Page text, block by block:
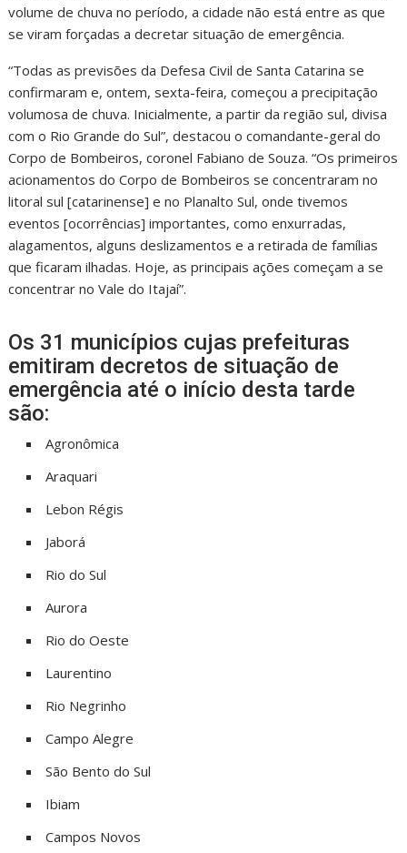
volume de chuva no período, a cidade não está entre as que
se viram forçadas a decretar situação de emergência.
“Todas as previsões da Defesa Civil de Santa Catarina se
confirmaram e, ontem, sexta-feira, começou a precipitação
volumosa de chuva. Inicialmente, a partir da região sul, divisa
com o Rio Grande do Sul”, destacou o comandante-geral do
Corpo de Bombeiros, coronel Fabiano de Souza. “Os primeiros
acionamentos do Corpo de Bombeiros se concentraram no
litoral sul [catarinense] e no Planalto Sul, onde tivemos
eventos [ocorrências] importantes, como enxurradas,
alagamentos, alguns deslizamentos e a retirada de famílias
que ficaram ilhadas. Hoje, as principais ações começam a se
concentrar no Vale do Itajaí”.
Os 31 municípios cujas prefeituras
emitiram decretos de situação de
emergência até o início desta tarde
são:
Agronômica
Araquari
Lebon Régis
Jaborá
Rio do Sul
Aurora
Rio do Oeste
Laurentino
Rio Negrinho
Campo Alegre
São Bento do Sul
Ibiam
Campos Novos